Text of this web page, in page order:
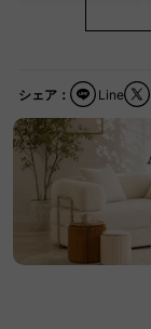
シェア： Line